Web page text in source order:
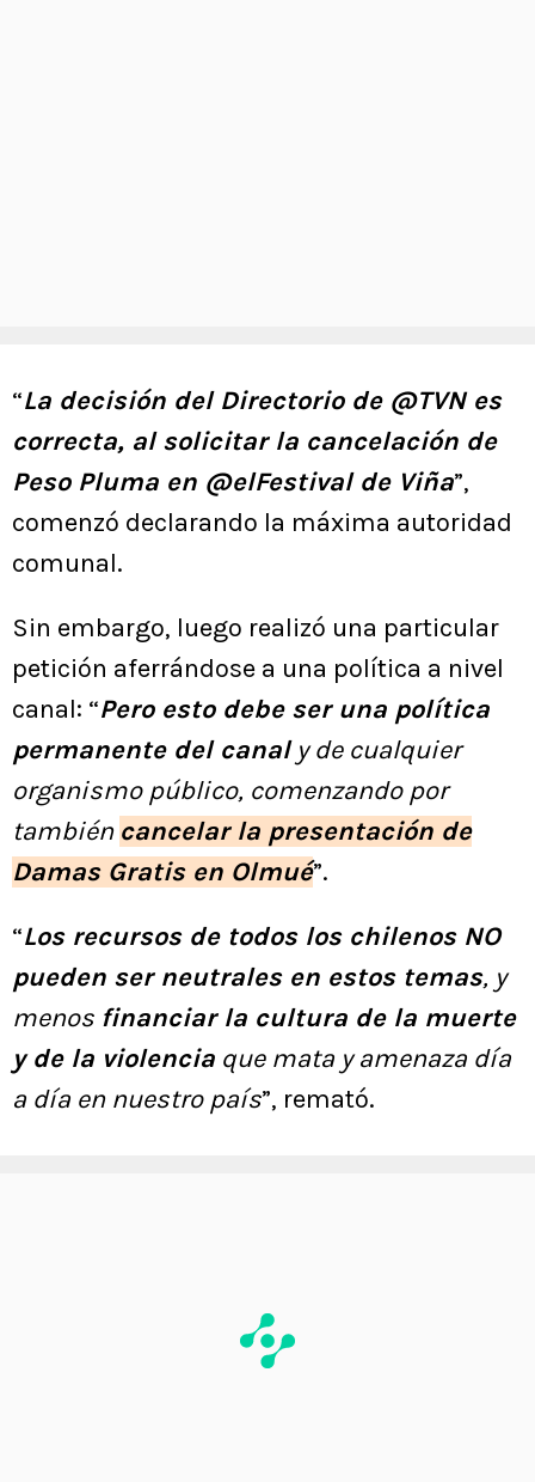
“La decisión del Directorio de @TVN es
correcta, al solicitar la cancelación de
Peso Pluma en @elFestival de Viña”,
comenzó declarando la máxima autoridad
comunal.
Sin embargo, luego realizó una particular
petición aferrándose a una política a nivel
canal: “Pero esto debe ser una política
permanente del canaly de cualquier
organismo público, comenzando por
también cancelar la presentación de
Damas Gratis en Olmué”.
“Los recursos de todos los chilenos NO
pueden ser neutrales en estos temas, y
menos financiar la cultura de la muerte
y de la violencia que mata y amenaza día
a día en nuestro país”, remató.